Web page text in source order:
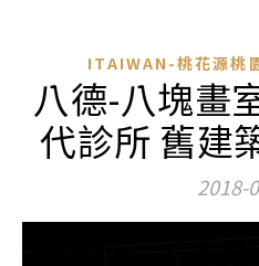
ITAIWAN-桃花源桃
八德-八塊畫
代診所 舊建
2018-